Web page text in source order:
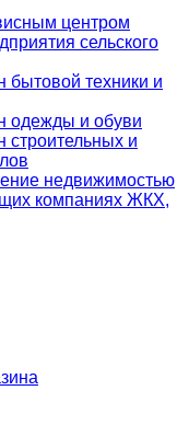
центром
сельского
бытовой техники и
одежды и обуви
строительных и
недвижимостью
компаниях ЖКХ,